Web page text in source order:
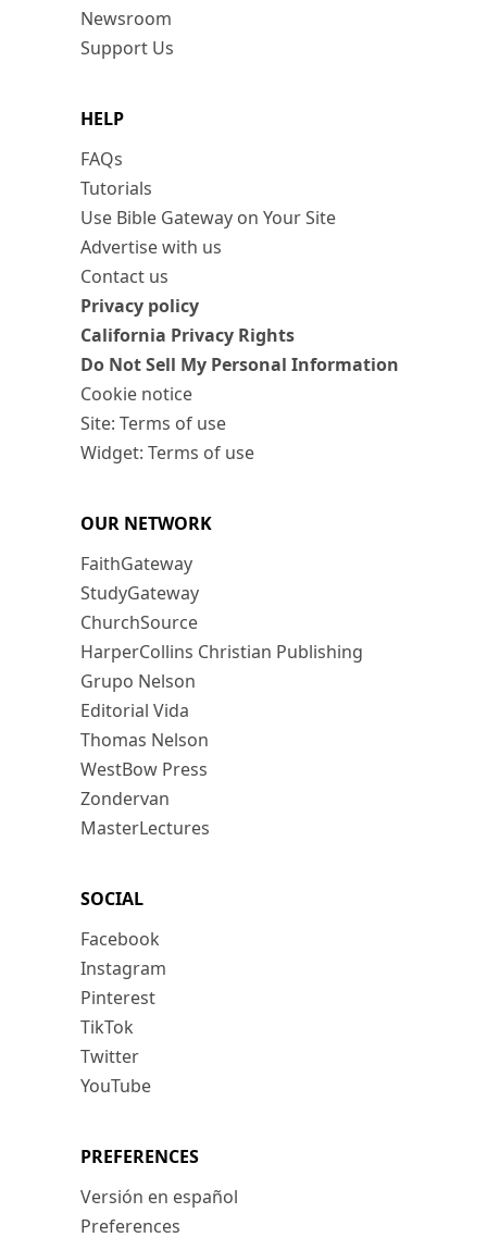
Newsroom
Support Us
HELP
FAQs
Tutorials
Use Bible Gateway on Your Site
Advertise with us
Contact us
Privacy policy
California Privacy Rights
Do Not Sell My Personal Information
Cookie notice
Site: Terms of use
Widget: Terms of use
OUR NETWORK
FaithGateway
StudyGateway
ChurchSource
HarperCollins Christian Publishing
Grupo Nelson
Editorial Vida
Thomas Nelson
WestBow Press
Zondervan
MasterLectures
SOCIAL
Facebook
Instagram
Pinterest
TikTok
Twitter
YouTube
PREFERENCES
Versión en español
Preferences